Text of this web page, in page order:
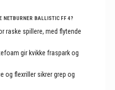
NETBURNER BALLISTIC FF 4?
raske spillere, med flytende
gir kvikke fraspark og
og flexriller sikrer grep og